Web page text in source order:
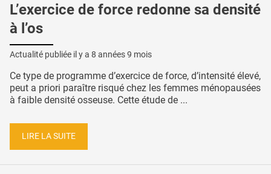
L’exercice de force redonne sa densité
à l’os
Actualité publiée il y a 8 années 9 mois
Ce type de programme d’exercice de force, d’intensité élevé,
peut a priori paraître risqué chez les femmes ménopausées
à faible densité osseuse. Cette étude de ...
LIRE LA SUITE